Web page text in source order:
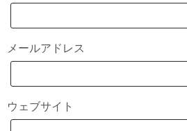
メールアドレス
ウェブサイト